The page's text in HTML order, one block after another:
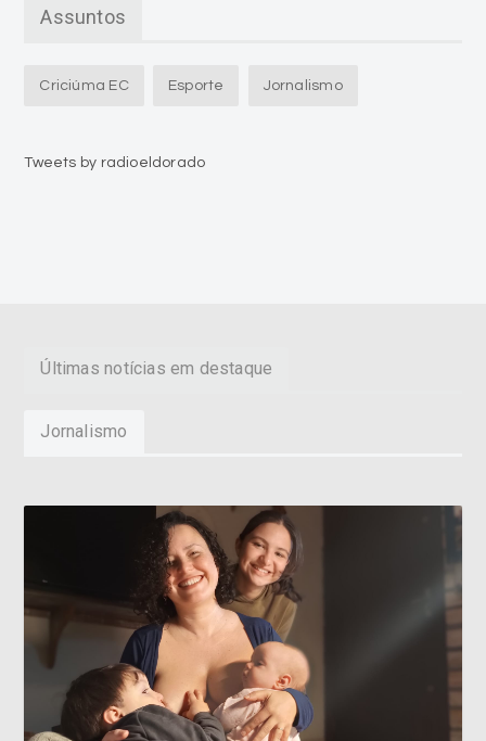
Assuntos
Criciúma EC Esporte Jornalismo
Tweets by radioeldorado
Últimas notícias em destaque
Jornalismo